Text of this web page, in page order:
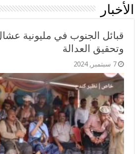
الأخبار
قبائل الجنوب في مليونية
وتحقيق العدالة
7 سبتمبر, 2024